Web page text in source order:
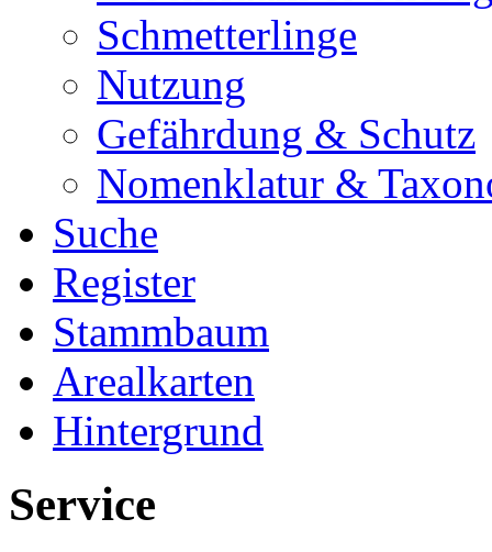
Schmetterlinge
Nutzung
Gefährdung & Schutz
Nomenklatur &
Suche
Register
Stammbaum
Arealkarten
Hintergrund
Service